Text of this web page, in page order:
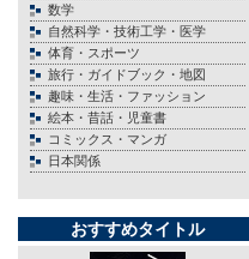
数学
自然科学・技術工学・医学
体育・スポーツ
旅行・ガイドブック・地図
趣味・生活・ファッション
絵本・昔話・児童書
コミックス・マンガ
日本関係
おすすめタイトル